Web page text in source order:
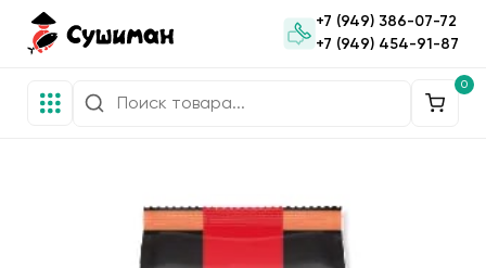
+7 (949) 386-07-72
+7 (949) 454-91-87
0